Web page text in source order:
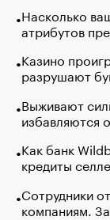
Насколько
атрибутов
Казино
разрушают
Выживают
избавляются
Как банк
кредиты
Сотрудники
компаниям.